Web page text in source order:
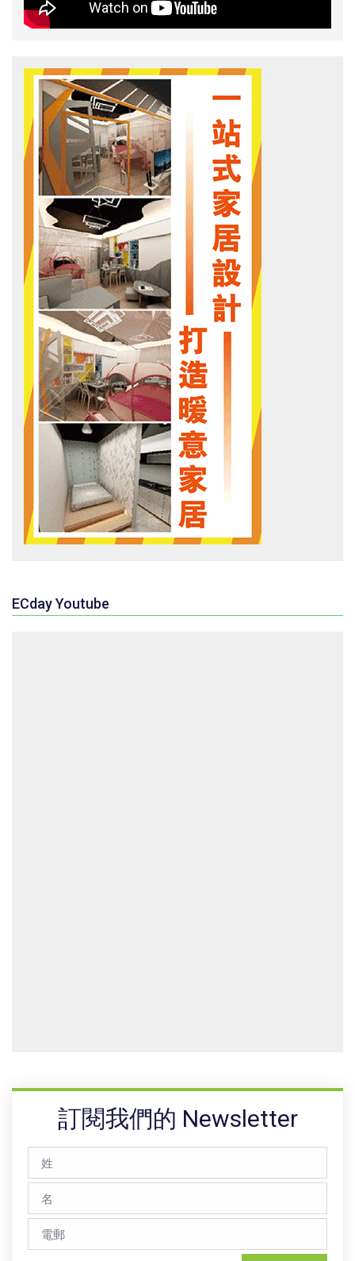
ECday Youtube
訂閱我們的 Newsletter